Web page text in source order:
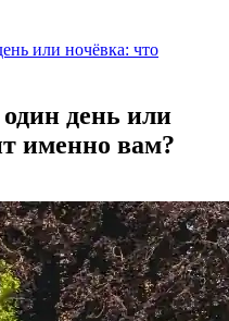
или ночёвка: что
день или
именно вам?